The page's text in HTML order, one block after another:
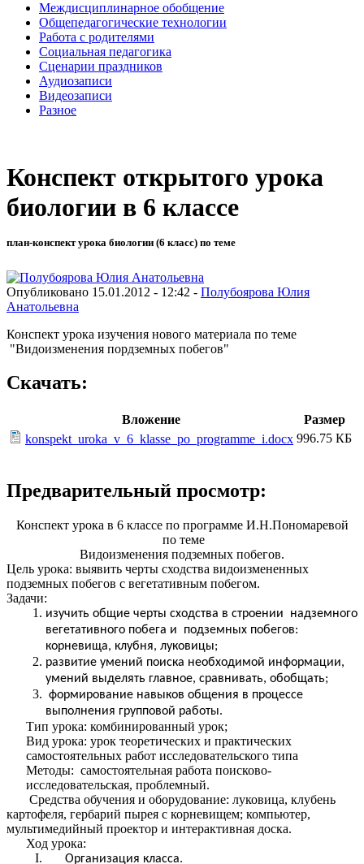
Междисциплинарное обобщение
Общепедагогические технологии
Работа с родителями
Социальная педагогика
Сценарии праздников
Аудиозаписи
Видеозаписи
Разное
Конспект открытого урока
биологии в 6 классе
план-конспект урока биологии (6 класс) по теме
Опубликовано 15.01.2012 - 12:42 - Полубоярова Юлия
Анатольевна
Конспект урока изучения нового материала по теме
"Видоизменения пордземных побегов"
Скачать:
Вложение
Размер
konspekt_uroka_v_6_klasse_po_programme_i.docx 996.75 КБ
Предварительный просмотр:
Конспект урока в 6 классе по программе И.Н.Пономаревой
по теме
Видоизменения подземных побегов.
Цель урока: выявить черты сходства видоизмененных
подземных побегов с вегетативным побегом.
Задачи:
изучить общие черты сходства в строении надземного
вегетативного побега и подземных побегов:
корневища, клубня, луковицы;
развитие умений поиска необходимой информации,
умений выделять главное, сравнивать, обобщать;
формирование навыков общения в процессе
выполнения групповой работы.
Тип урока: комбинированный урок;
Вид урока: урок теоретических и практических
самостоятельных работ исследовательского типа
Методы: самостоятельная работа поисково-
исследовательская, проблемный.
Средства обучения и оборудование: луковица, клубень
картофеля, гербарий пырея с корневищем; компьютер,
мультимедийный проектор и интерактивная доска.
Ход урока:
Организация класса.